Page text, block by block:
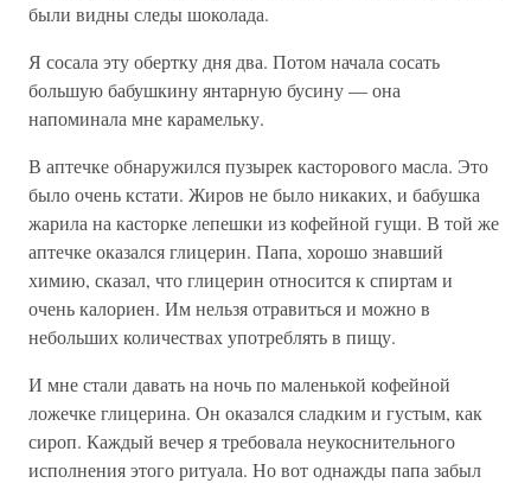
были видны следы шоколада.
Я сосала эту обертку дня два. Потом начала сосать
большую бабушкину янтарную бусину — она
напоминала мне карамельку.
В аптечке обнаружился пузырек касторового масла. Это
было очень кстати. Жиров не было никаких, и бабушка
жарила на касторке лепешки из кофейной гущи. В той же
аптечке оказался глицерин. Папа, хорошо знавший
химию, сказал, что глицерин относится к спиртам и
очень калориен. Им нельзя отравиться и можно в
небольших количествах употреблять в пищу.
И мне стали давать на ночь по маленькой кофейной
ложечке глицерина. Он оказался сладким и густым, как
сироп. Каждый вечер я требовала неукоснительного
исполнения этого ритуала. Но вот однажды папа забыл